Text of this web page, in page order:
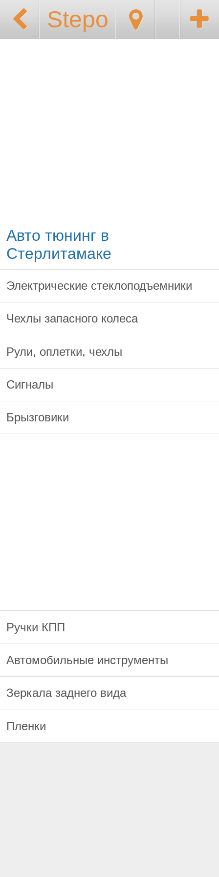
Stepo
Авто тюнинг в
Стерлитамаке
Электрические стеклоподъемники
Чехлы запасного колеса
Рули, оплетки, чехлы
Сигналы
Брызговики
Ручки КПП
Автомобильные инструменты
Зеркала заднего вида
Пленки